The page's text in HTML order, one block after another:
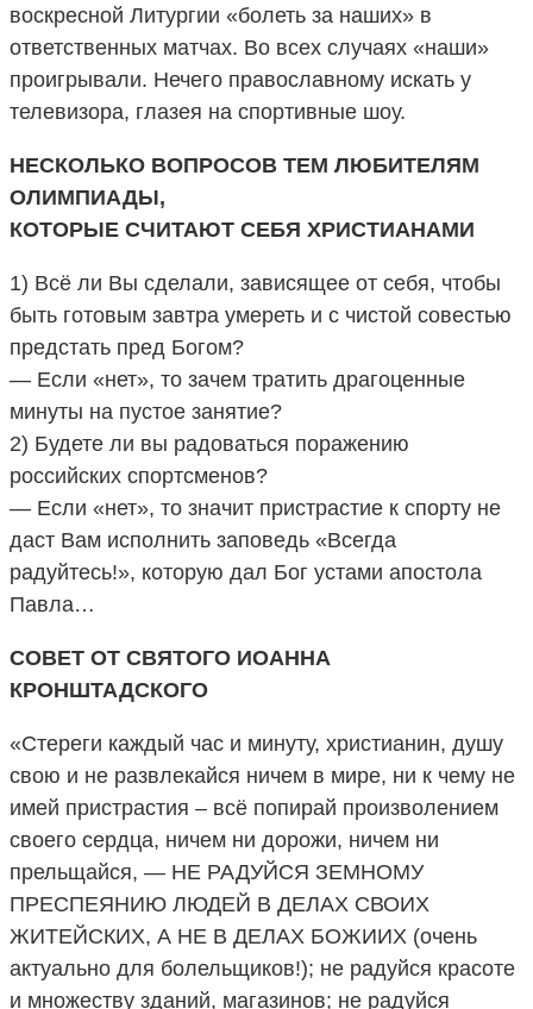
воскресной Литургии «болеть за наших» в
ответственных матчах. Во всех случаях «наши»
проигрывали. Нечего православному искать у
телевизора, глазея на спортивные шоу.
НЕСКОЛЬКО ВОПРОСОВ ТЕМ ЛЮБИТЕЛЯМ
ОЛИМПИАДЫ,
КОТОРЫЕ СЧИТАЮТ СЕБЯ ХРИСТИАНАМИ
1) Всё ли Вы сделали, зависящее от себя, чтобы
быть готовым завтра умереть и с чистой совестью
предстать пред Богом?
— Если «нет», то зачем тратить драгоценные
минуты на пустое занятие?
2) Будете ли вы радоваться поражению
российских спортсменов?
— Если «нет», то значит пристрастие к спорту не
даст Вам исполнить заповедь «Всегда
радуйтесь!», которую дал Бог устами апостола
Павла…
СОВЕТ ОТ СВЯТОГО ИОАННА
КРОНШТАДСКОГО
«Стереги каждый час и минуту, христианин, душу
свою и не развлекайся ничем в мире, ни к чему не
имей пристрастия – всё попирай произволением
своего сердца, ничем ни дорожи, ничем ни
прельщайся, — НЕ РАДУЙСЯ ЗЕМНОМУ
ПРЕСПЕЯНИЮ ЛЮДЕЙ В ДЕЛАХ СВОИХ
ЖИТЕЙСКИХ, А НЕ В ДЕЛАХ БОЖИИХ (очень
актуально для болельщиков!); не радуйся красоте
и множеству зданий, магазинов; не радуйся